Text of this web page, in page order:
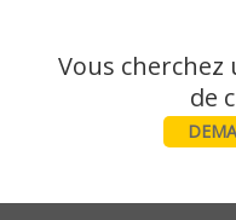
Vous